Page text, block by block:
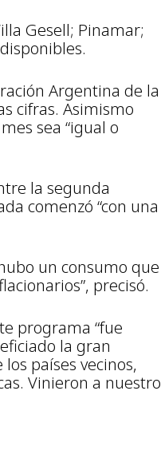
Gesell; Pinamar;
Argentina de la
cifras. Asimismo
sea “igual o
la segunda
comenzó “con una
un consumo que
precisó.
programa “fue
la gran
países vecinos,
Vinieron a nuestro